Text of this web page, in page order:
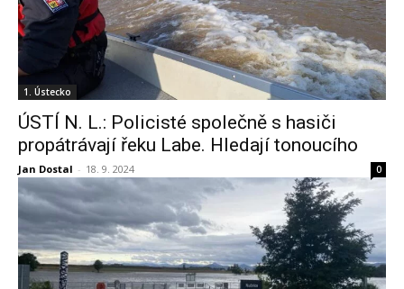
1. Ústecko
ÚSTÍ N. L.: Policisté společně s hasiči
propátrávají řeku Labe. Hledají tonoucího
Jan Dostal - 18. 9. 2024 0